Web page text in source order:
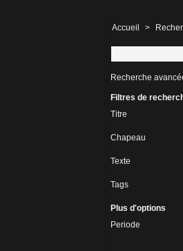
Accueil >
Recherche
Filtres de
Titre
Chapeau
Texte
Tags
Plus d'options
Periode